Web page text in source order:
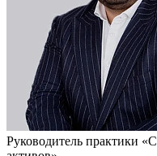
Руководитель практики